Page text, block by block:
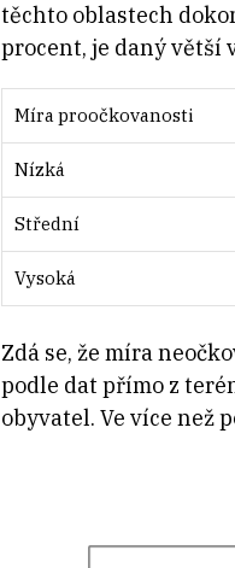
těchto oblastech
procent, je daný větší
Míra proočkovanosti
Nízká
Střední
Vysoká
Zdá se, že míra
podle dat přímo z
obyvatel. Ve více než